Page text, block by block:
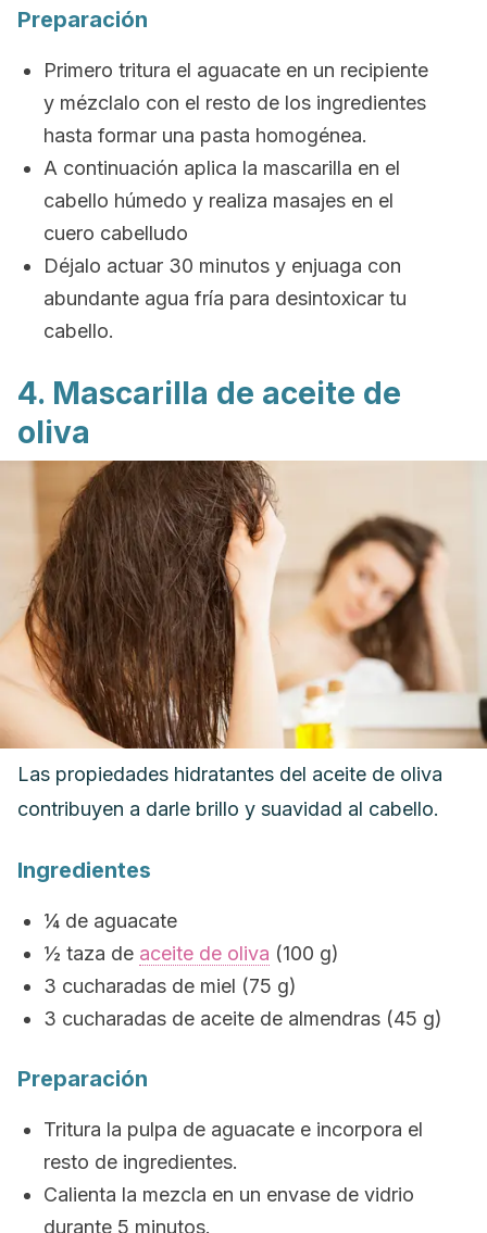
Preparación
Primero tritura el aguacate en un recipiente
y mézclalo con el resto de los ingredientes
hasta formar una pasta homogénea.
A continuación aplica la mascarilla en el
cabello húmedo y realiza masajes en el
cuero cabelludo
Déjalo actuar 30 minutos y enjuaga con
abundante agua fría para desintoxicar tu
cabello.
4. Mascarilla de aceite de
oliva
Las propiedades hidratantes del aceite de oliva
contribuyen a darle brillo y suavidad al cabello.
Ingredientes
¼ de aguacate
½ taza de aceite de oliva (100 g)
3 cucharadas de miel (75 g)
3 cucharadas de aceite de almendras (45 g)
Preparación
Tritura la pulpa de aguacate e incorpora el
resto de ingredientes.
Calienta la mezcla en un envase de vidrio
durante 5 minutos.